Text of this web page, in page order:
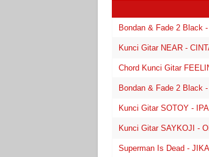
Bondan & Fade 2 Black
Kunci Gitar NEAR -
Chord Kunci Gitar
Bondan & Fade 2 Black
Kunci Gitar SOTOY -
Kunci Gitar SAYKOJI -
Superman Is Dead -